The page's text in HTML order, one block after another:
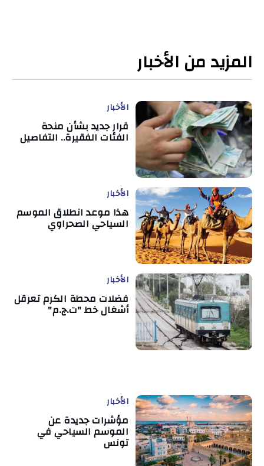
المزيد من الأخبار
الأخبار
قرار جديد بشأن منحة
الفئات الفقيرة.. التفاصيل
الأخبار
هذا موعد انطلاق الموسم
السياحي الصحراوي
الأخبار
فضلات محطة الكرم تعرقل
أشغال خط "ت.ج.م"
الأخبار
مؤشرات جديدة عن
الموسم السياحي في
تونس